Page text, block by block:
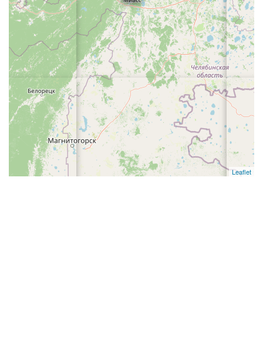
Leaflet